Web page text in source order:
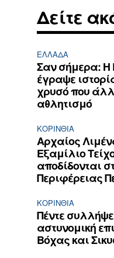
Δείτε
ΕΛΛΆΔΑ
Σαν σήμερα: Η
έγραψε
χρυσό που
αθλητισμό
ΚΟΡΙΝΘΊΑ
Αρχαίος
Εξαμίλιο
αποδίδονται
Περιφέρειας
ΚΟΡΙΝΘΊΑ
Πέντε
αστυνομική
Βόχας και